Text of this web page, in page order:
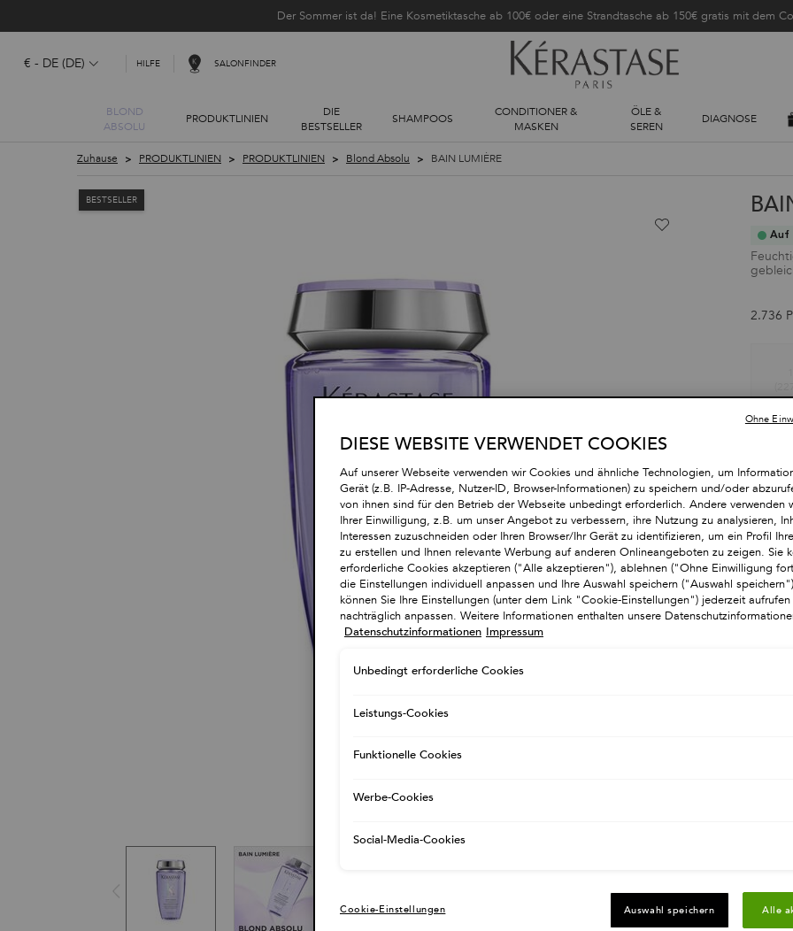
Der Sommer ist da! Eine Kosmetiktasche ab 100€ oder eine Strandtasche ab 150€ gratis mit dem
€ - DE (DE) HILFE SALONFINDER
BLOND
ABSOLU
PRODUKTLINIEN
DIE
BESTSELLER
SHAMPOOS
CONDITIONER &
MASKEN
ÖLE &
SEREN
DIAGNOSE
Zuhause PRODUKTLINIEN PRODUKTLINIEN Blond Absolu BAIN LUMIÈRE
Auf
2.736
BESTSELLER
−
Menge
DIESE WEBSITE VERWENDET COOKIES
Auf unserer Webseite verwenden wir Cookies und ähnliche Technologien, um
Gerät (z.B. IP-Adresse, Nutzer-ID, Browser-Informationen) zu speichern und/oder
von ihnen sind für den Betrieb der Webseite unbedingt erforderlich. Andere verwenden
Ihrer Einwilligung, z.B. um unser Angebot zu verbessern, ihre Nutzung zu analysieren,
Interessen zuzuschneiden oder Ihren Browser/Ihr Gerät zu identifizieren, um ein Profil
zu erstellen und Ihnen relevante Werbung auf anderen Onlineangeboten zu zeigen. Sie
erforderliche Cookies akzeptieren ("Alle akzeptieren"), ablehnen ("Ohne Einwilligung
die Einstellungen individuell anpassen und Ihre Auswahl speichern ("Auswahl
können Sie Ihre Einstellungen (unter dem Link "Cookie-Einstellungen") jederzeit
nachträglich anpassen. Weitere Informationen enthalten unsere
Datenschutzinformationen Impressum
Unbedingt erforderliche Cookies
Leistungs-Cookies
Funktionelle Cookies
Werbe-Cookies
Social-Media-Cookies
Cookie-Einstellungen Auswahl speichern Alle
Ohne